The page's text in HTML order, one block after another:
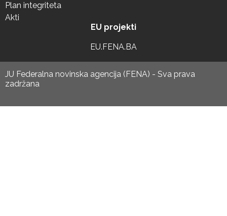
Plan integriteta
Akti
EU projekti
EU.FENA.BA
JU Federalna novinska agencija (FENA) - Sva prava
zadržana